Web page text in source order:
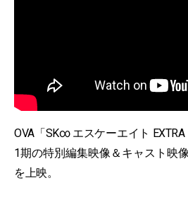
OVA「SK∞ エスケーエイト
1期の特別編集映像＆キャスト映
を上映。